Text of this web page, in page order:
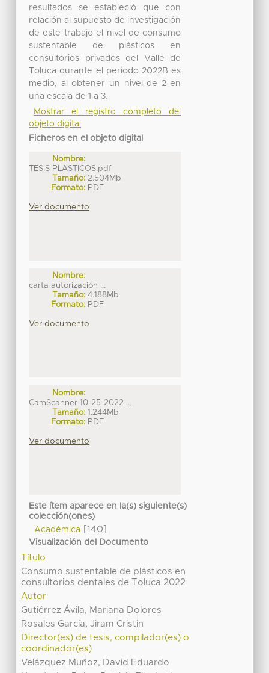
resultados se estableció que con
relación al supuesto de investigación
de este trabajo el nivel de consumo
sustentable de plásticos en
consultorios privados del Valle de
Toluca durante el periodo 2022B es
medio, al obtener un nivel de 2 en
una escala de 1 a 3.
Mostrar el registro completo del
objeto digital
Ficheros en el objeto digital
Nombre:
TESIS PLASTICOS.pdf
Tamaño: 2.504Mb
Formato: PDF
Ver documento
Nombre:
carta autorización ...
Tamaño: 4.188Mb
Formato: PDF
Ver documento
Nombre:
CamScanner 10-25-2022 ...
Tamaño: 1.244Mb
Formato: PDF
Ver documento
Este ítem aparece en la(s) siguiente(s)
colección(ones)
Académica[140]
Visualización del Documento
Título
Consumo sustentable de plásticos en
consultorios dentales de Toluca 2022
Autor
Gutiérrez Ávila, Mariana Dolores
Rosales García, Jiram Cristin
Director(es) de tesis, compilador(es) o
coordinador(es)
Velázquez Muñoz, David Eduardo